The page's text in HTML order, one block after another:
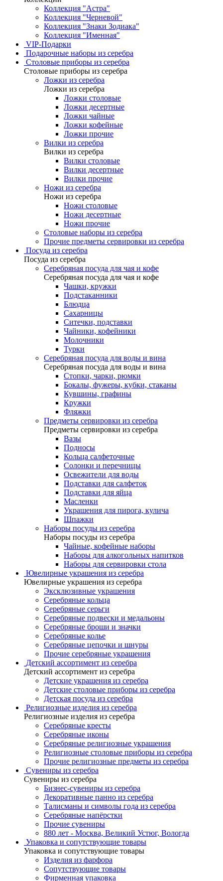
Коллекция "Астра"
Коллекция "Черневой"
Коллекция "Знаки Зодиака"
Коллекция "Именная"
VIP-Подарки
Подарочные наборы из серебра
Столовые приборы из серебра
Столовые приборы из серебра
Ложки из серебра
Ложки из серебра
Ложки столовые
Ложки десертные
Ложки чайные
Ложки кофейные
Ложки прочие
Вилки из серебра
Вилки из серебра
Вилки столовые
Вилки десертные
Вилки прочие
Ножи из серебра
Ножи из серебра
Ножи столовые
Ножи десертные
Ножи прочие
Столовые наборы из серебра
Прочие предметы сервировки из серебра
Посуда из серебра
Посуда из серебра
Серебряная посуда для чая и кофе
Серебряная посуда для чая и кофе
Чашки, кружки
Подстаканники
Блюдца
Сахарницы
Ситечки, подставки
Чайники, кофейники
Молочники
Турки
Серебряная посуда для воды и вина
Серебряная посуда для воды и вина
Стопки, чарки, рюмки
Бокалы, фужеры, кубки, стаканы
Кувшины, графины
Кружки
Фляжки
Предметы сервировки из серебра
Предметы сервировки из серебра
Вазы
Подносы
Кольца салфеточные
Солонки и перечницы
Освежители для воды
Подставки для салфеток
Подставки для яйца
Масленки
Украшения для пирога, кулича
Шпажки
Наборы посуды из серебра
Наборы посуды из серебра
Чайные, кофейные наборы
Наборы для алкогольных напитков
Наборы для сервировки стола
Ювелирные украшения из серебра
Ювелирные украшения из серебра
Эксклюзивные украшения
Серебряные кольца
Серебряные серьги
Серебряные подвески и медальоны
Серебряные броши и значки
Серебряные колье
Серебряные цепочки и шнуры
Прочие серебряные украшения
Детский ассортимент из серебра
Детский ассортимент из серебра
Детские украшения из серебра
Детские столовые приборы из серебра
Детская посуда из серебра
Религиозные изделия из серебра
Религиозные изделия из серебра
Серебряные кресты
Серебряные иконы
Серебряные религиозные украшения
Религиозные столовые приборы из серебра
Прочие религиозные предметы из серебра
Сувениры из серебра
Сувениры из серебра
Бизнес-сувениры из серебра
Декоративные панно из серебра
Талисманы и символы года из серебра
Серебряные напёрстки
Прочие сувениры
880 лет - Москва, Великий Устюг, Вологда
Упаковка и сопутствующие товары
Упаковка и сопутствующие товары
Изделия из фарфора
Сопутствующие товары
Фирменная упаковка